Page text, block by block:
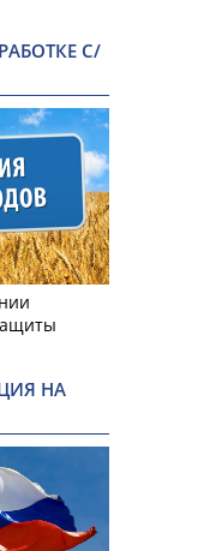
С/
НА